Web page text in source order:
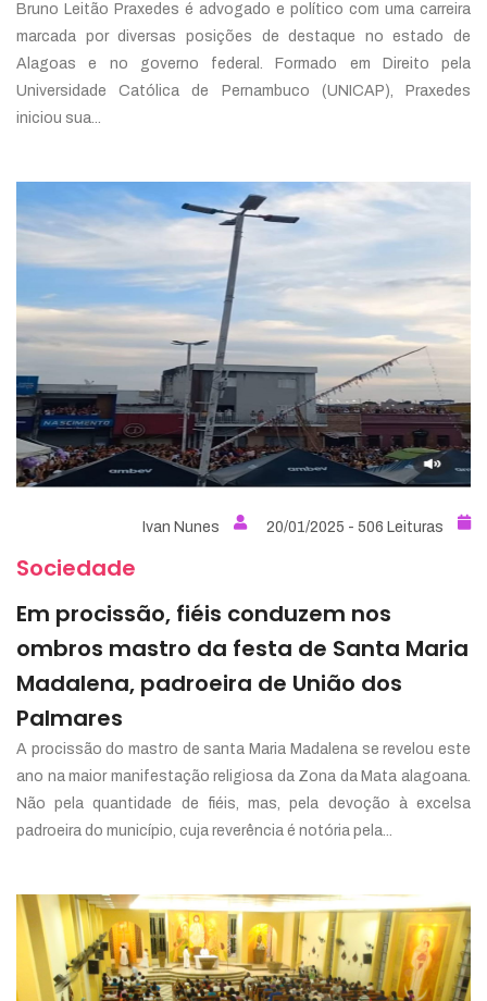
Bruno Leitão Praxedes é advogado e político com uma carreira
marcada por diversas posições de destaque no estado de
Alagoas e no governo federal. Formado em Direito pela
Universidade Católica de Pernambuco (UNICAP), Praxedes
iniciou sua...
Ivan Nunes 20/01/2025 - 506 Leituras
Sociedade
Em procissão, fiéis conduzem nos
ombros mastro da festa de Santa Maria
Madalena, padroeira de União dos
Palmares
A procissão do mastro de santa Maria Madalena se revelou este
ano na maior manifestação religiosa da Zona da Mata alagoana.
Não pela quantidade de fiéis, mas, pela devoção à excelsa
padroeira do município, cuja reverência é notória pela...